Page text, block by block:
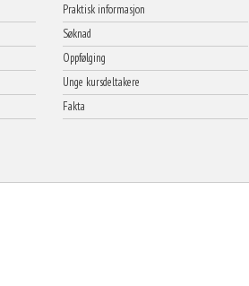
Praktisk informasjon
Søknad
Oppfølging
Unge kursdeltakere
Fakta